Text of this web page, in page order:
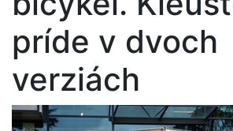
príde v dvoch
verziách